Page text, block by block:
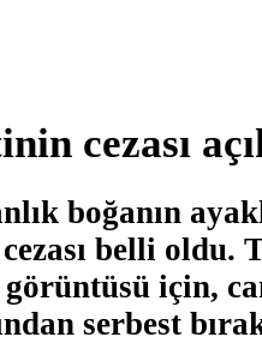
cezası
boğanın
cezası belli
için,
serbest